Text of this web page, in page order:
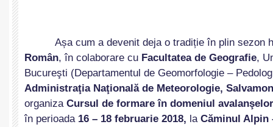
Așa cum a devenit deja o tradiție în plin sezon
Român, în colaborare cu Facultatea de Geografie,
Bucureşti (Departamentul de Geomorfologie –
Administraţia Naţională de Meteorologie,
organiza Cursul de formare în domeniul
în perioada 16 – 18 februarie 2018, la Căminul Alpin